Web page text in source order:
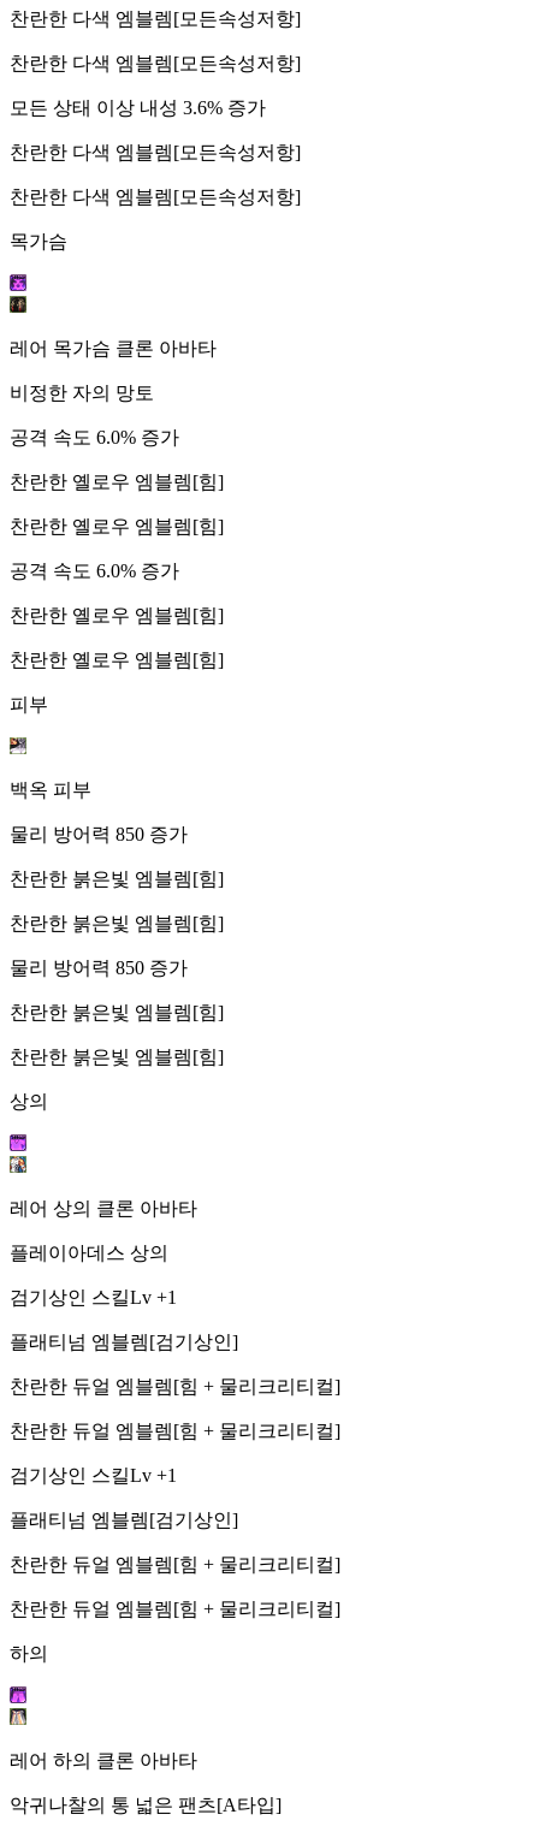
찬란한 다색 엠블렘[모든속성저항]
찬란한 다색 엠블렘[모든속성저항]
모든 상태 이상 내성 3.6% 증가
찬란한 다색 엠블렘[모든속성저항]
찬란한 다색 엠블렘[모든속성저항]
목가슴
레어 목가슴 클론 아바타
비정한 자의 망토
공격 속도 6.0% 증가
찬란한 옐로우 엠블렘[힘]
찬란한 옐로우 엠블렘[힘]
공격 속도 6.0% 증가
찬란한 옐로우 엠블렘[힘]
찬란한 옐로우 엠블렘[힘]
피부
백옥 피부
물리 방어력 850 증가
찬란한 붉은빛 엠블렘[힘]
찬란한 붉은빛 엠블렘[힘]
물리 방어력 850 증가
찬란한 붉은빛 엠블렘[힘]
찬란한 붉은빛 엠블렘[힘]
상의
레어 상의 클론 아바타
플레이아데스 상의
검기상인 스킬Lv +1
플래티넘 엠블렘[검기상인]
찬란한 듀얼 엠블렘[힘 + 물리크리티컬]
찬란한 듀얼 엠블렘[힘 + 물리크리티컬]
검기상인 스킬Lv +1
플래티넘 엠블렘[검기상인]
찬란한 듀얼 엠블렘[힘 + 물리크리티컬]
찬란한 듀얼 엠블렘[힘 + 물리크리티컬]
하의
레어 하의 클론 아바타
악귀나찰의 통 넓은 팬츠[A타입]